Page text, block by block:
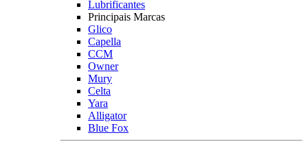
Lubrificantes
Principais Marcas
Glico
Capella
CCM
Owner
Mury
Celta
Yara
Alligator
Blue Fox